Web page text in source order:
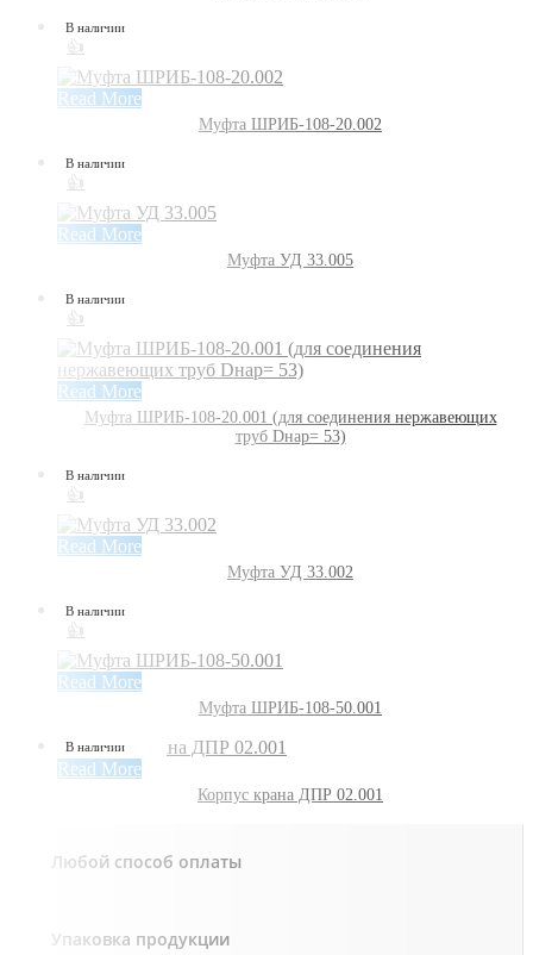
В наличии
👍
Read More
Муфта ШРИБ-108-20.002
В наличии
👍
Read More
Муфта УД 33.005
В наличии
👍
Read More
Муфта ШРИБ-108-20.001 (для соединения нержавеющих
труб Dнар= 53)
В наличии
👍
Read More
Муфта УД 33.002
В наличии
👍
Read More
Муфта ШРИБ-108-50.001
В наличии
Read More
Корпус крана ДПР 02.001
Любой способ оплаты
Упаковка продукции